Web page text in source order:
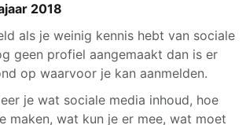
2018
als je weinig kennis hebt van sociale
geen profiel aangemaakt dan is er
op waarvoor je kan aanmelden.
je wat sociale media inhoud, hoe
maken, wat kun je er mee, wat moet